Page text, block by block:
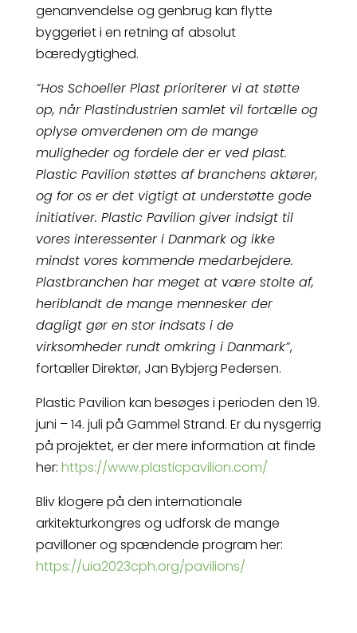
genanvendelse og genbrug kan flytte
byggeriet i en retning af absolut
bæredygtighed.
”Hos Schoeller Plast prioriterer vi at støtte
op, når Plastindustrien samlet vil fortælle og
oplyse omverdenen om de mange
muligheder og fordele der er ved plast.
Plastic Pavilion støttes af branchens aktører,
og for os er det vigtigt at understøtte gode
initiativer. Plastic Pavilion giver indsigt til
vores interessenter i Danmark og ikke
mindst vores kommende medarbejdere.
Plastbranchen har meget at være stolte af,
heriblandt de mange mennesker der
dagligt gør en stor indsats i de
virksomheder rundt omkring i Danmark”,
fortæller Direktør, Jan Bybjerg Pedersen.
Plastic Pavilion kan besøges i perioden den 19.
juni – 14. juli på Gammel Strand. Er du nysgerrig
på projektet, er der mere information at finde
her: https://www.plasticpavilion.com/
Bliv klogere på den internationale
arkitekturkongres og udforsk de mange
pavilloner og spændende program her:
https://uia2023cph.org/pavilions/